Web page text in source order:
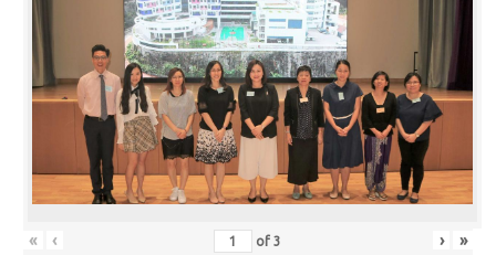
« ‹ of3 › »